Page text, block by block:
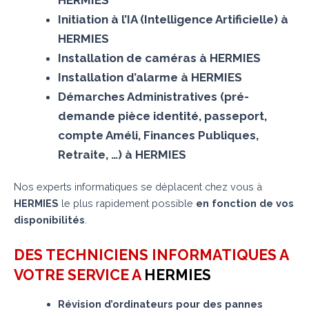
Initiation à l’IA (Intelligence Artificielle) à
HERMIES
Installation de caméras à HERMIES
Installation d’alarme à HERMIES
Démarches Administratives (pré-
demande pièce identité, passeport,
compte Améli, Finances Publiques,
Retraite, …) à HERMIES
Nos experts informatiques se déplacent chez vous à
HERMIES le plus rapidement possible en fonction de vos
disponibilités.
DES TECHNICIENS INFORMATIQUES A
VOTRE SERVICE A HERMIES
Révision d’ordinateurs pour des pannes